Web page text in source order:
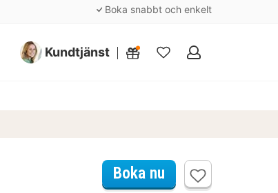
Boka snabbt och enkelt
Kundtjänst
Mina
Boka nu